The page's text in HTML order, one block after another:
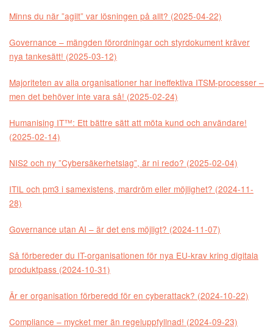
Minns du när ”agilt” var lösningen på allt? (2025-04-22)
Governance – mängden förordningar och styrdokument kräver
nya tankesätt! (2025-03-12)
Majoriteten av alla organisationer har ineffektiva ITSM-processer –
men det behöver inte vara så! (2025-02-24)
Humanising IT™: Ett bättre sätt att möta kund och användare!
(2025-02-14)
NIS2 och ny ”Cybersäkerhetslag”, är ni redo? (2025-02-04)
ITIL och pm3 i samexistens, mardröm eller möjlighet? (2024-11-
28)
Governance utan AI – är det ens möjligt? (2024-11-07)
Så förbereder du IT-organisationen för nya EU-krav kring digitala
produktpass (2024-10-31)
Är er organisation förberedd för en cyberattack? (2024-10-22)
Compliance – mycket mer än regeluppfyllnad! (2024-09-23)